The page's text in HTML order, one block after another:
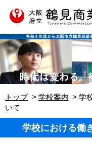
トップ 学校案内
学
いて
学校における働